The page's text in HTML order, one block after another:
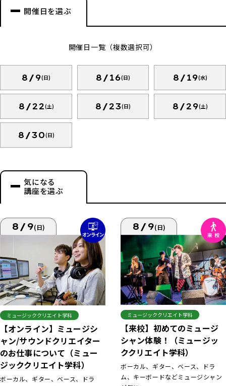
開催日を選ぶ
開催日一覧（複数選択可）
8/9(日) 8/16(日) 8/19(水)
8/22(土) 8/23(日) 8/29(土)
8/30(日)
気になる
講座を選ぶ
8/9(日)
ミュージッククリエイト学科
【オンライン】ミュージシ
ャン/サウンドクリエイター
のお仕事について（ミュー
ジッククリエイト学科）
ボーカル、ギター、ベース、ドラ
8/9(日)
ミュージッククリエイト学科
【来校】初めてのミュージ
シャン体験！（ミュージッ
ククリエイト学科）
ボーカル、ギター、ベース、ドラ
ム、キーボードなどミュージシャン